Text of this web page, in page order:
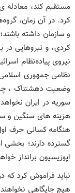
مستقیم کند، معادله
کرد. در آن زمان،
و سازمان داشته
کردی، و نیروهایی در
نیروی پیاده‌نظام
نظامی جمهوری
وضعیت دهشتناک ،
سوریه در ایران
هزینه های سنگین و
هنگامه کسانی حرف
گسترده دارند؛ بخشی
اپوزیسیون برانداز
نباید فراموش کرد که
هیچ جایگاهی